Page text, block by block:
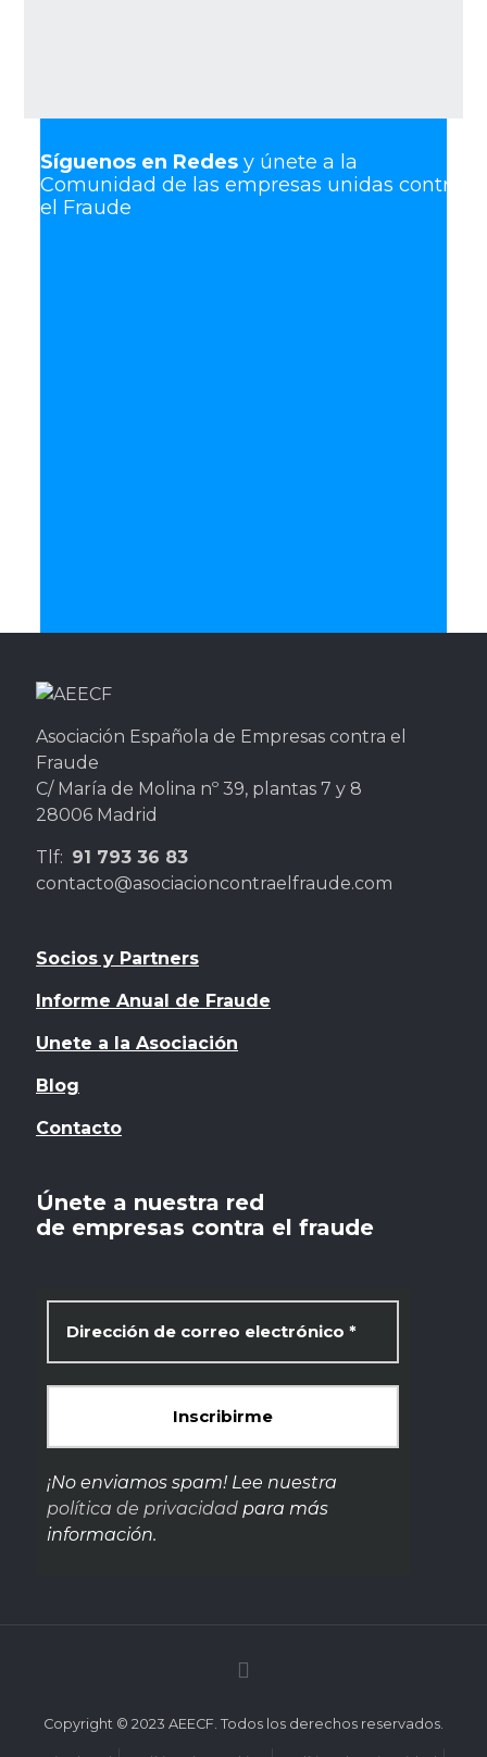
Síguenos en Redesy únete a la
Comunidad de las empresas unidas contra
el Fraude
Asociación Española de Empresas contra el
Fraude
C/ María de Molina nº 39, plantas 7 y 8
28006 Madrid
Tlf: 91 793 36 83
contacto@asociacioncontraelfraude.com
Socios y Partners
Informe Anual de Fraude
Unete a la Asociación
Blog
Contacto
Únete a nuestra red
de empresas contra el fraude
¡No enviamos spam! Lee nuestra
política de privacidad para más
información.
Copyright © 2023 AEECF. Todos los derechos reservados.